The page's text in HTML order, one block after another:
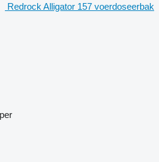
Redrock Alligator 157 voerdoseerbak